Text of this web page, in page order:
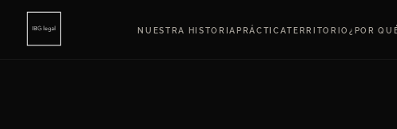
NUESTRA HISTORIAPRÁCTICATERRITORIO ¿POR